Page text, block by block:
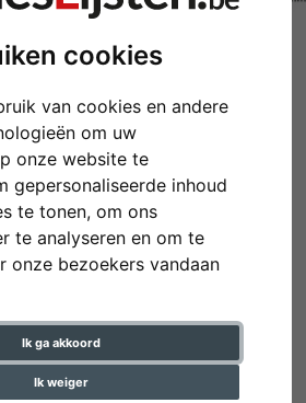
cookies
van cookies en andere
om uw
onze website te
gepersonaliseerde inhoud
te tonen, om ons
te analyseren en om te
onze bezoekers vandaan
Ik ga akkoord
Ik weiger